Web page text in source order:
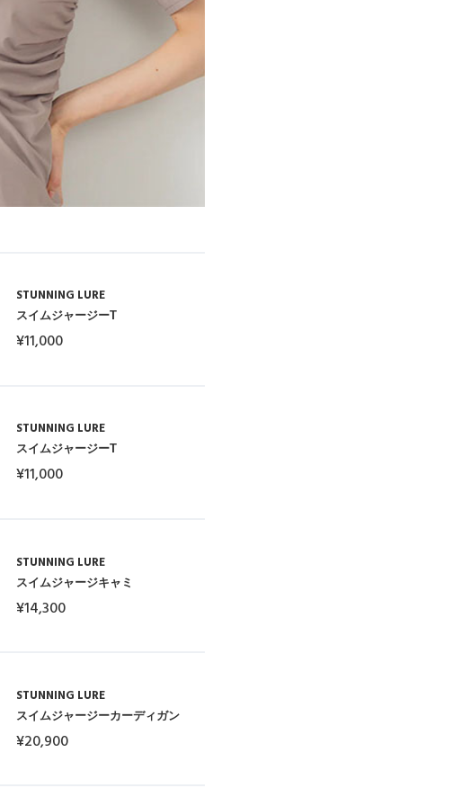
STUNNING LURE
スイムジャージーT
¥11,000
STUNNING LURE
スイムジャージーT
¥11,000
STUNNING LURE
スイムジャージキャミ
¥14,300
STUNNING LURE
スイムジャージーカーディガン
¥20,900